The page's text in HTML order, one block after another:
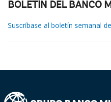
BOLETÍN DEL BANCO
Suscríbase al boletín semanal